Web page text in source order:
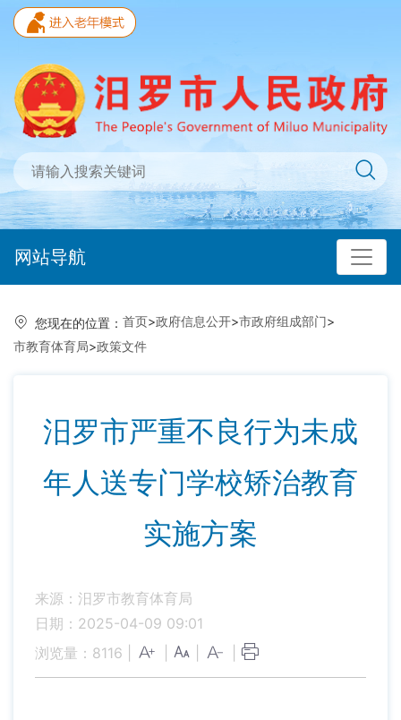
网站导航
您现在的位置： 首页>政府信息公开>市政府组成部门>
市教育体育局>政策文件
汨罗市严重不良行为未成
年人送专门学校矫治教育
实施方案
来源：汨罗市教育体育局
日期：2025-04-09 09:01
浏览量： 8116